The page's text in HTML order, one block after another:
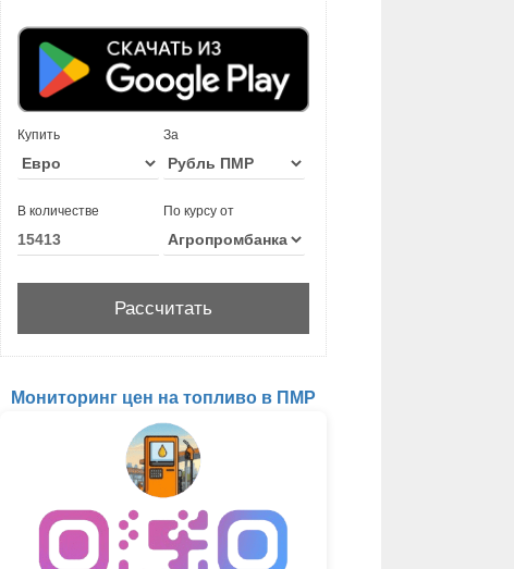
Купить За
В количестве По курсу от
Мониторинг цен на топливо в ПМР